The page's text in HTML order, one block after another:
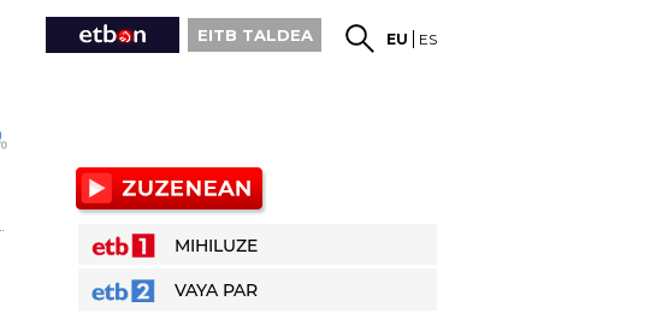
EITB TALDEA EU ES
MIHILUZE
VAYA PAR